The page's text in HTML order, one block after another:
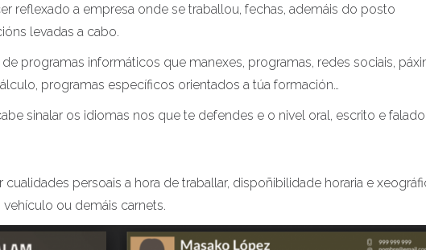
reflexado a empresa onde se traballou, fechas, ademáis do posto
levadas a cabo.
de programas informáticos que manexes, programas, redes sociais,
programas específicos orientados a túa formación…
sinalar os idiomas nos que te defendes e o nivel oral, escrito e
cualidades persoais a hora de traballar, dispoñibilidade horaria e
ou demáis carnets.